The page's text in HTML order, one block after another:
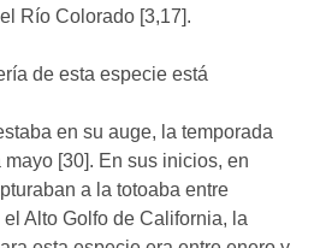
Río Colorado [3,17].
de esta especie está
en su auge, la temporada
[30]. En sus inicios, en
a la totoaba entre
Alto Golfo de California, la